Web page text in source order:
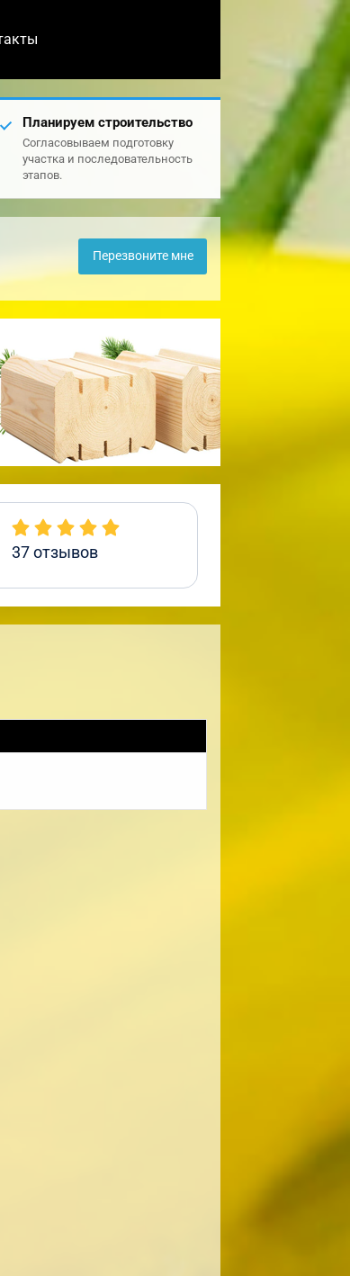
Планируем строительство
Согласовываем подготовку
участка и последовательность
этапов.
Перезвоните мне
37отзывов